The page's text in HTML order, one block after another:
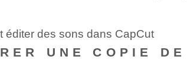
éditer des sons dans CapCut
UNE COPIE